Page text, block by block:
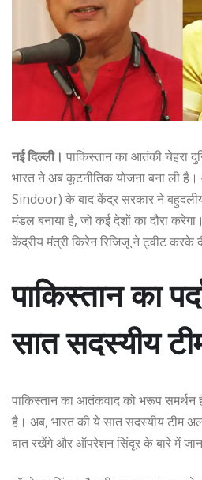
नई दिल्ली। पाकिस्तान का आतंकी चेहरा
भारत ने अब कूटनीतिक योजना बना ली
Sindoor) के बाद केंद्र सरकार ने
मंडल बनाया है, जो कई देशों का दौरा
केंद्रीय मंत्री किरेन रिजिजू ने ट्वीट करके
पाकिस्तान का
सात सदस्यीय
पाकिस्तान का आतंकवाद को भरूप समर्थन
है। अब, भारत की ये सात सदस्यीय टीम
बात रखेंगे और ऑपरेशन सिंदूर के बारे में